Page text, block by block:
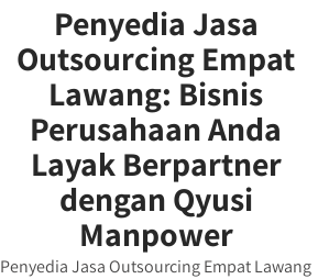
Penyedia Jasa
Outsourcing Empat
Lawang: Bisnis
Perusahaan Anda
Layak Berpartner
dengan Qyusi
Manpower
Penyedia Jasa Outsourcing Empat Lawang